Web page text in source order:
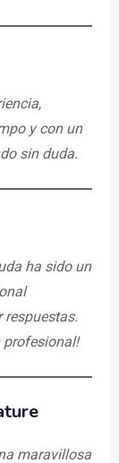
y con un
sin duda.
ha sido un
profesional!
maravillosa